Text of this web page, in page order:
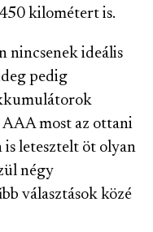
kilométert is.
nincsenek ideális
pedig
most az ottani
is letesztelt öt olyan
négy
választások közé